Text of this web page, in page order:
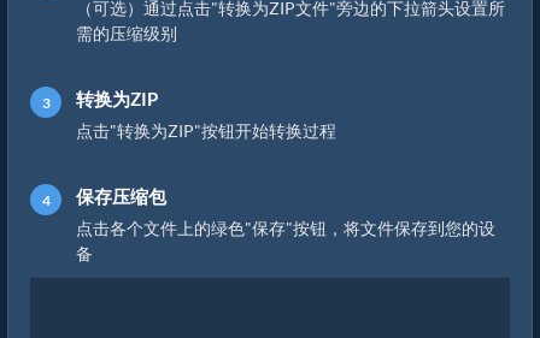
（可选）通过点击"转换为ZIP文件"旁边的下拉箭头设置所
需的压缩级别
转换为ZIP
点击"转换为ZIP"按钮开始转换过程
保存压缩包
点击各个文件上的绿色"保存"按钮，将文件保存到您的设
备